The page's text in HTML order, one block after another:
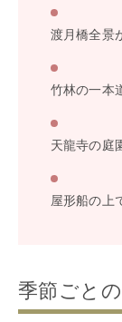
渡月橋全景
竹林の一本
天龍寺の庭
屋形船の上
季節ごと